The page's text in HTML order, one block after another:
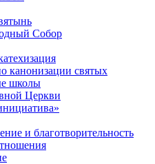
Собор
канонизации святых
школы
Церкви
и благотворительность